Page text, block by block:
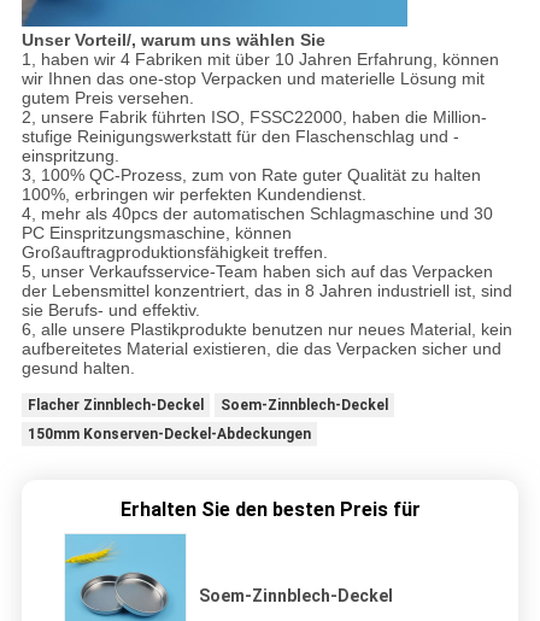
Unser Vorteil/, warum uns wählen Sie
1, haben wir 4 Fabriken mit über 10 Jahren Erfahrung, können
wir Ihnen das one-stop Verpacken und materielle Lösung mit
gutem Preis versehen.
2, unsere Fabrik führten ISO, FSSC22000, haben die Million-
stufige Reinigungswerkstatt für den Flaschenschlag und -
einspritzung.
3, 100% QC-Prozess, zum von Rate guter Qualität zu halten
100%, erbringen wir perfekten Kundendienst.
4, mehr als 40pcs der automatischen Schlagmaschine und 30
PC Einspritzungsmaschine, können
Großauftragproduktionsfähigkeit treffen.
5, unser Verkaufsservice-Team haben sich auf das Verpacken
der Lebensmittel konzentriert, das in 8 Jahren industriell ist, sind
sie Berufs- und effektiv.
6, alle unsere Plastikprodukte benutzen nur neues Material, kein
aufbereitetes Material existieren, die das Verpacken sicher und
gesund halten.
Flacher Zinnblech-Deckel
Soem-Zinnblech-Deckel
150mm Konserven-Deckel-Abdeckungen
Erhalten Sie den besten Preis für
Soem-Zinnblech-Deckel